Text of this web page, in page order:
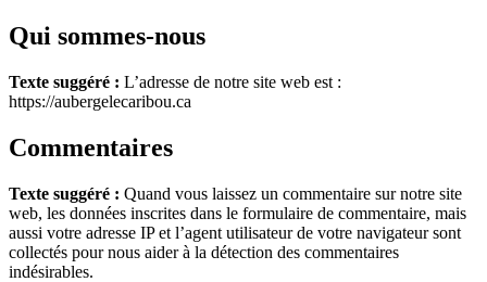
Qui sommes-nous
Texte suggéré : L’adresse de notre site web est :
https://aubergelecaribou.ca
Commentaires
Texte suggéré : Quand vous laissez un commentaire sur notre site
web, les données inscrites dans le formulaire de commentaire, mais
aussi votre adresse IP et l’agent utilisateur de votre navigateur sont
collectés pour nous aider à la détection des commentaires
indésirables.